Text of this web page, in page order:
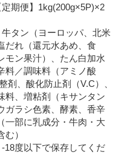
期便】1kg(200g×5P)×2
タン（ヨーロッパ、北米
だれ（還元水あめ、食
モン果汁）、たん白加水
料／調味料（アミノ酸
剤、酸化防止剤（V.C）、
料、増粘剤（キサンタン
ガラシ色素、酵素、香辛
一部に乳成分・牛肉・大
）
18度以下で保存してくだ